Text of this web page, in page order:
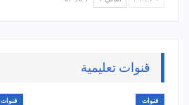
قنوات تعليمية
قنوات قنوات